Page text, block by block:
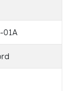
01A